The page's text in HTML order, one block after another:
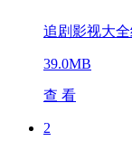
追剧影视大
39.0MB
查 看
2